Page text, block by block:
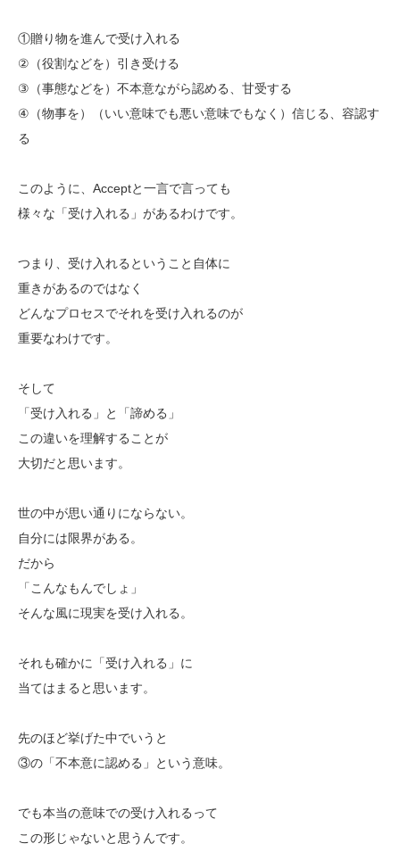
①贈り物を進んで受け入れる
②（役割などを）引き受ける
③（事態などを）不本意ながら認める、甘受する
④（物事を）（いい意味でも悪い意味でもなく）信じる、容認す
る
このように、Acceptと一言で言っても
様々な「受け入れる」があるわけです。
つまり、受け入れるということ自体に
重きがあるのではなく
どんなプロセスでそれを受け入れるのが
重要なわけです。
そして
「受け入れる」と「諦める」
この違いを理解することが
大切だと思います。
世の中が思い通りにならない。
自分には限界がある。
だから
「こんなもんでしょ」
そんな風に現実を受け入れる。
それも確かに「受け入れる」に
当てはまると思います。
先のほど挙げた中でいうと
③の「不本意に認める」という意味。
でも本当の意味での受け入れるって
この形じゃないと思うんです。